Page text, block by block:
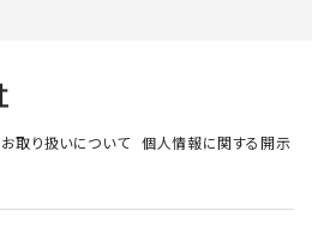
取り扱いについて
個人情報に関する開示